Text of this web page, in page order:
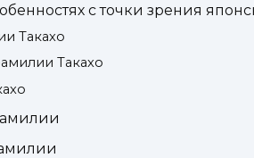
с точки зрения
Такахо
Такахо